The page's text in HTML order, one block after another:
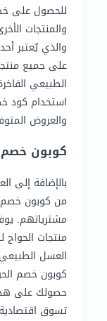
للحصول على
والمنتجات
والذي يُعتبر
على جميع
الطبيعي
والعروض
كوبون خصم
بالإضافة إلى
مشترياتهم.
منتجات
العسل
كوبون خصم
حصولك على
تسوق